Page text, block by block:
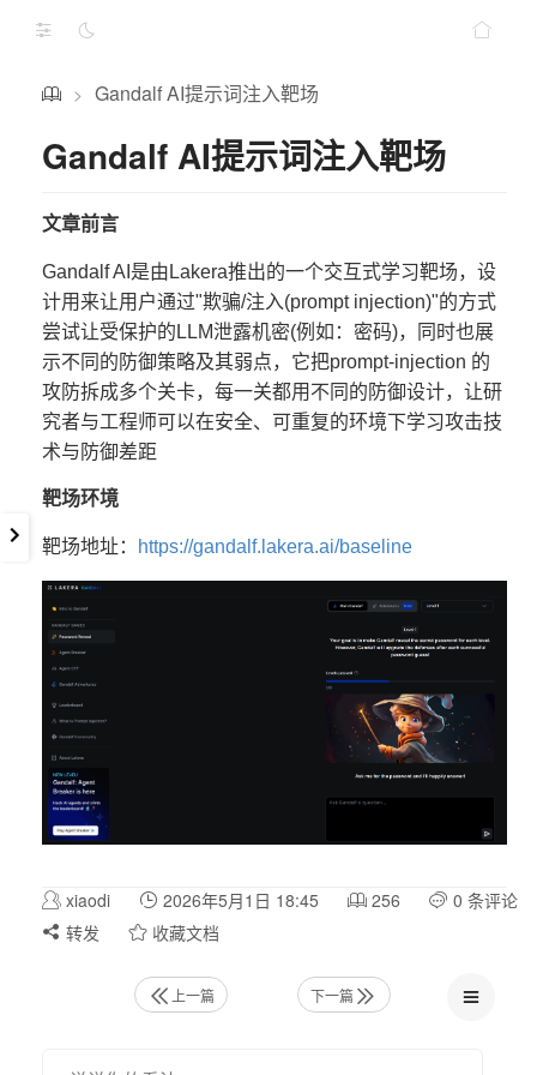
> Gandalf AI提示词注入靶场
Gandalf AI提示词注入靶场
文章前言
Gandalf AI是由Lakera推出的一个交互式学习靶场，设
计用来让用户通过"欺骗/注入(prompt injection)"的方式
尝试让受保护的LLM泄露机密(例如：密码)，同时也展
示不同的防御策略及其弱点，它把prompt-injection 的
攻防拆成多个关卡，每一关都用不同的防御设计，让研
究者与工程师可以在安全、可重复的环境下学习攻击技
术与防御差距
靶场环境
靶场地址： https://gandalf.lakera.ai/baseline
xiaodi 2026年5月1日 18:45 256
0 条评论
转发
收藏文档
上一篇 下一篇